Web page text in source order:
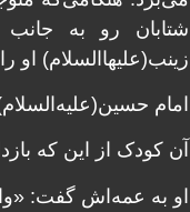
شتابان رو به
زینب(علیهاالسلام) او
امام
آن کودک از این که
او به عمه‌اش گفت: